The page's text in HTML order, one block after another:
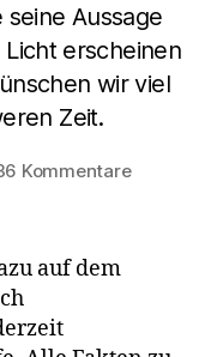
Aussage
erscheinen
wir viel
Zeit.
Kommentarezu
auf dem